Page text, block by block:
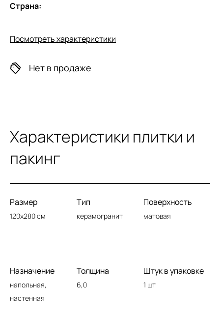
Страна:
Посмотреть характеристики
Нет в продаже
Характеристики плитки и
пакинг
Размер
120x280 см
Тип
керамогранит
Поверхность
матовая
Назначение
напольная,
настенная
Толщина
6,0
Штук в упаковке
1 шт